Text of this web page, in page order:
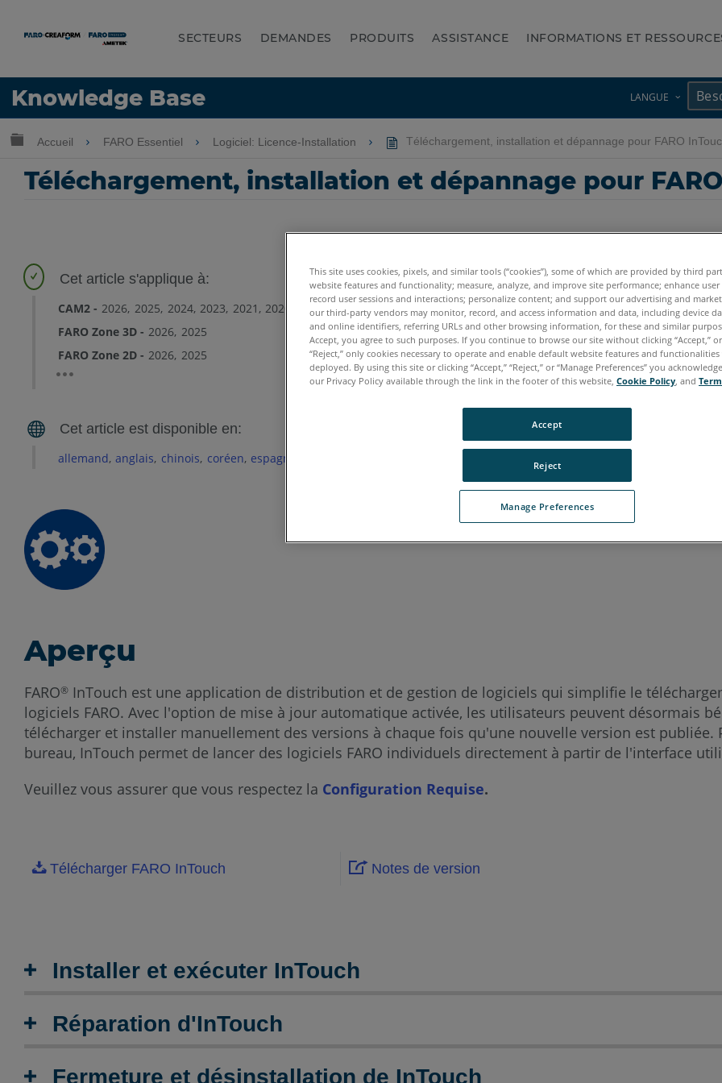
SECTEURS DEMANDES PRODUITS ASSISTANCE INFORMATIONS ET
Knowledge Base LANGUE
LANGUE
Développer/réduire la hiérarchie globale
Accueil FARO Essentiel Logiciel: Licence-Installation Téléchargement, installation et dépannage pour FARO
Téléchargement, installation et dépannage pour
CAM2 2026 2025 2024 2023 2021 2020
SmartInspect
FARO Zone 3D
2026 2025
FARO Zone 2D
2026 2025
allemand anglais chinois coréen espagnol
Aperçu
FARO® InTouch est une application de distribution et de gestion de logiciels qui simplifie le
logiciels FARO. Avec l'option de mise à jour automatique activée, les utilisateurs peuvent désormais
télécharger et installer manuellement des versions à chaque fois qu'une nouvelle version est
bureau, InTouch permet de lancer des logiciels FARO individuels directement à partir de l'interface
Veuillez vous assurer que vous respectez la Configuration Requise.
Télécharger FARO InTouch Notes de version
Installer et exécuter InTouch
Réparation d'InTouch
Fermeture et désinstallation de InTouch
This site uses cookies, pixels, and similar tools (“cookies”), some of which are provided by third
website features and functionality; measure, analyze, and improve site performance; enhance user
record user sessions and interactions; personalize content; and support our advertising and
our third-party vendors may monitor, record, and access information and data, including device
and online identifiers, referring URLs and other browsing information, for these and similar
Accept, you agree to such purposes. If you continue to browse our site without clicking “Accept,”
“Reject,” only cookies necessary to operate and enable default website features and
deployed. By using this site or clicking “Accept,” “Reject,” or “Manage Preferences” you
our Privacy Policy available through the link in the footer of this website, Cookie Policy , and
Manage Preferences
Reject
Accept